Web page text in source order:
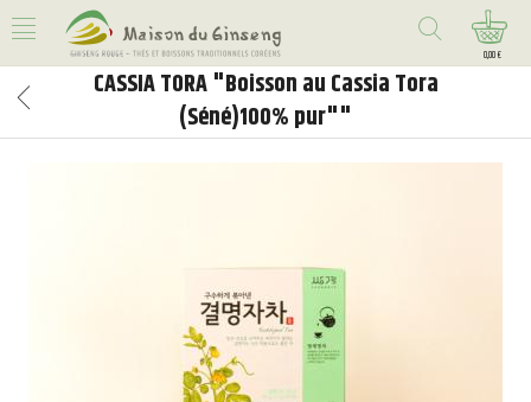
0,00 €
CASSIA TORA "Boisson au Cassia Tora
(Séné)100% pur""